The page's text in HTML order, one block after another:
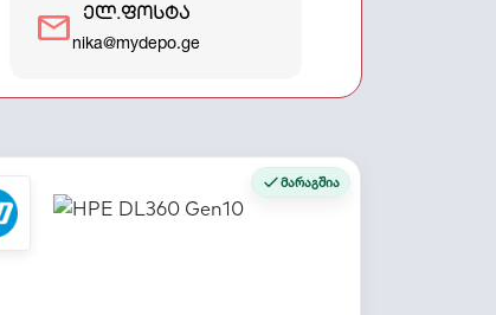
mail ელ.ფოსტა
nika@mydepo.ge
მარაგშია